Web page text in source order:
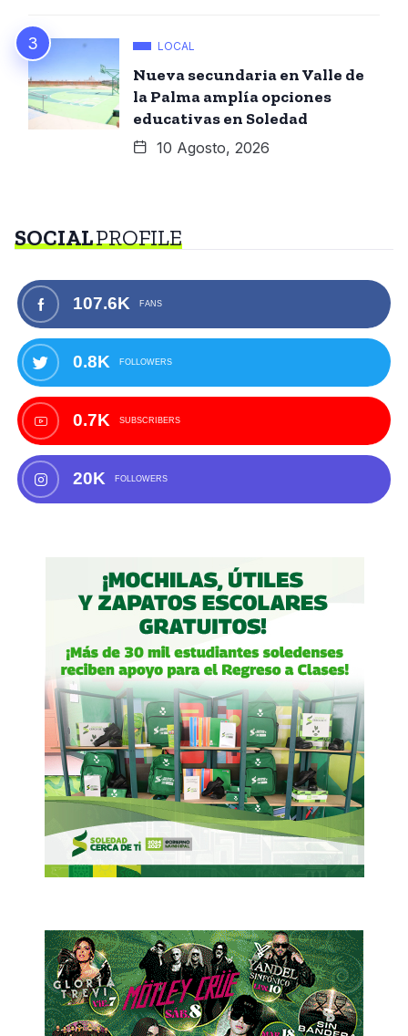
LOCAL
Nueva secundaria en Valle de
la Palma amplía opciones
educativas en Soledad
10 Agosto, 2026
SOCIALPROFILE
107.6K FANS
0.8K FOLLOWERS
0.7K SUBSCRIBERS
20K FOLLOWERS